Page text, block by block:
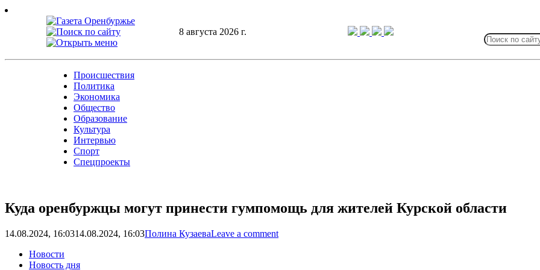
Skip
8 августа 2026 г.
for:
Происшествия
Политика
Экономика
Общество
Образование
Культура
Интервью
Спорт
Спецпроекты
Куда оренбуржцы могут принести гумпомощь для жителей Курской области
14.08.2024, 16:0314.08.2024, 16:03Полина КузаеваLeave a comment
Новости
Новость дня